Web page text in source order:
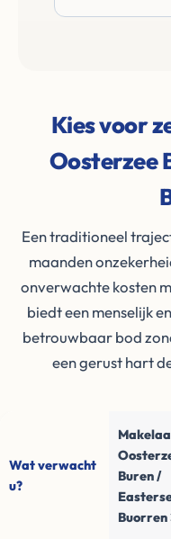
Kies voor
Oosterzee
Een traditioneel
maanden
onverwachte kosten
biedt een menselijk
betrouwbaar bod
een gerust hart
Wat verwacht
u?
Buren /
Buorren